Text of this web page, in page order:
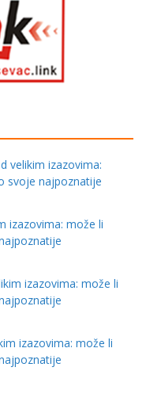
velikim izazovima:
svoje najpoznatije
izazovima: može li
izazovima: može li
izazovima: može li